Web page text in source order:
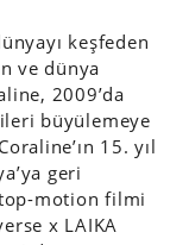
keşfeden
ve dünya
2009’da
büyülemeye
15. yıl
geri
motion filmi
x LAIKA